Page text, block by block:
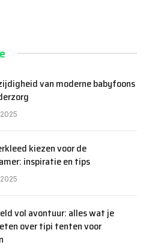
van moderne babyfoons
kiezen voor de
inspiratie en tips
vol avontuur: alles wat je
over tipi tenten voor